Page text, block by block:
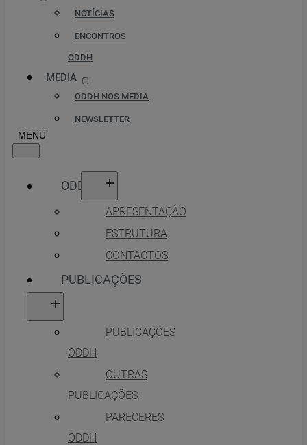
NOTÍCIAS
ENCONTROS
ODDH
MEDIA
ODDH NOS MEDIA
NEWSLETTER
ODDH
APRESENTAÇÃO
ESTRUTURA
CONTACTOS
PUBLICAÇÕES
PUBLICAÇÕES
ODDH
OUTRAS
PUBLICAÇÕES
PARECERES
ODDH